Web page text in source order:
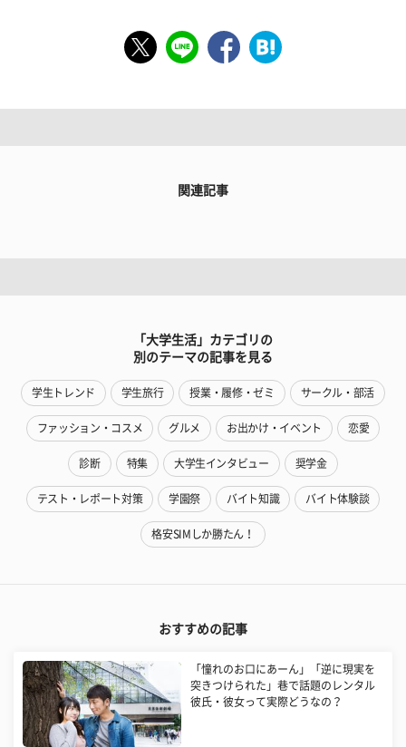
関連記事
「大学生活」カテゴリの
別のテーマの記事を見る
学生トレンド 学生旅行 授業・履修・ゼミ サークル・部活
ファッション・コスメ グルメ お出かけ・イベント 恋愛
診断 特集 大学生インタビュー 奨学金
テスト・レポート対策 学園祭 バイト知識 バイト体験談
格安SIMしか勝たん！
おすすめの記事
「憧れのお口にあーん」「逆に現実を
突きつけられた」巷で話題のレンタル
彼氏・彼女って実際どうなの？